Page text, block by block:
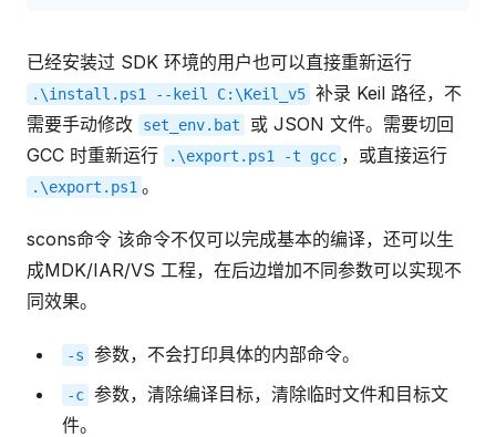
已经安装过 SDK 环境的用户也可以直接重新运行
.\install.ps1 --keil C:\Keil_v5 补录 Keil 路径，不
需要手动修改
set_env.bat
或 JSON 文件。需要切回
GCC 时重新运行
.\export.ps1 -t gcc ，或直接运行
.\export.ps1 。
scons命令 该命令不仅可以完成基本的编译，还可以生
成MDK/IAR/VS 工程，在后边增加不同参数可以实现不
同效果。
-s 参数，不会打印具体的内部命令。
-c 参数，清除编译目标，清除临时文件和目标文
件。